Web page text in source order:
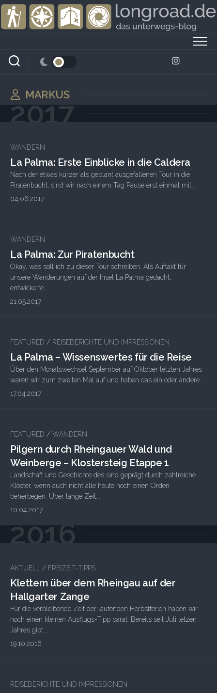
Skip
content
MARKUS
2017
WANDERN
La Palma: Erste Einblicke in die Caldera
Nach der etwas kürzer als geplant ausgefallenen Tour in die
Piratenbucht, sind wir nach einem Tag Pause erst einmal mit...
04.06.2017
WANDERN
La Palma: Zur Piratenbucht
Okay, was soll ich zu dieser Tour schreiben. Als Auftakt für
unsere Wanderungen auf der Insel La Palma gedacht,
entwickelte...
21.05.2017
FEATURED / REISEBERICHTE UND IMPRESSIONEN
La Palma – Wissenswertes für die Reise
Über den Monatswechsel September auf Oktober letzten Jahres
waren wir zum zweiten Mal auf und haben das ein oder andere...
17.04.2017
FEATURED / WANDERN
Pilgern durch Rheingauer Wald und
Weinberge – Klostersteig Etappe 1
Landschaft und Geschichte des sind geprägt durch zahlreiche
Klöster, wenn auch nicht alle heute noch einen Orden
beherbegen. Über lange Zeit...
10.04.2017
2016
AKTUELL / FREIZEIT-TIPPS
Klettern über dem Rheingau auf der
Hallgarter Zange
Für die verbleibende Zeit der laufenden Herbstferien haben wir
noch einen kleinen Ausflugs-Tipp parat. Bereits seit Juli letzen
Jahres gibt...
19.10.2016
REISEBERICHTE UND IMPRESSIONEN